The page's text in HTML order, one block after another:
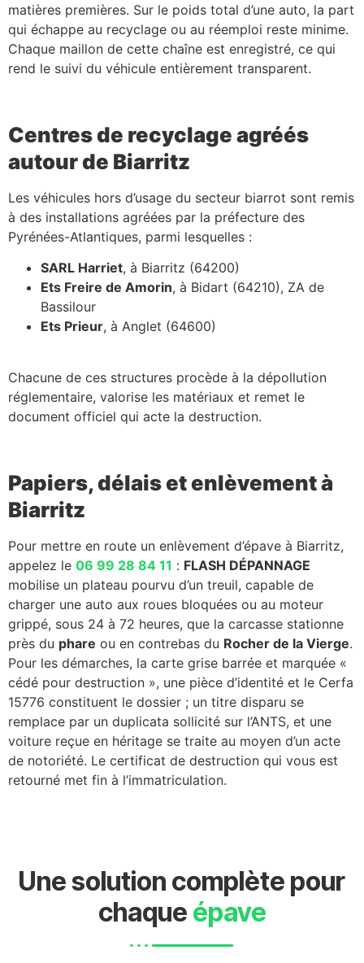
matières premières. Sur le poids total d’une auto, la part
qui échappe au recyclage ou au réemploi reste minime.
Chaque maillon de cette chaîne est enregistré, ce qui
rend le suivi du véhicule entièrement transparent.
Centres de recyclage agréés
autour de Biarritz
Les véhicules hors d’usage du secteur biarrot sont remis
à des installations agréées par la préfecture des
Pyrénées-Atlantiques, parmi lesquelles :
SARL Harriet, à Biarritz (64200)
Ets Freire de Amorin, à Bidart (64210), ZA de
Bassilour
Ets Prieur, à Anglet (64600)
Chacune de ces structures procède à la dépollution
réglementaire, valorise les matériaux et remet le
document officiel qui acte la destruction.
Papiers, délais et enlèvement à
Biarritz
Pour mettre en route un enlèvement d’épave à Biarritz,
appelez le 06 99 28 84 11 : FLASH DÉPANNAGE
mobilise un plateau pourvu d’un treuil, capable de
charger une auto aux roues bloquées ou au moteur
grippé, sous 24 à 72 heures, que la carcasse stationne
près du phare ou en contrebas du Rocher de la Vierge.
Pour les démarches, la carte grise barrée et marquée «
cédé pour destruction », une pièce d’identité et le Cerfa
15776 constituent le dossier ; un titre disparu se
remplace par un duplicata sollicité sur l’ANTS, et une
voiture reçue en héritage se traite au moyen d’un acte
de notoriété. Le certificat de destruction qui vous est
retourné met fin à l’immatriculation.
Une solution complète pour
chaque épave